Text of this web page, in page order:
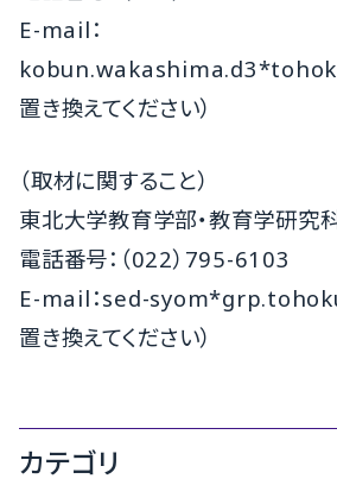
E-mail：
置き換えてください）
（取材に関すること）
東北大学教育学部・教育学研究
電話番号：（022）795-6103
E-mail：sed-
置き換えてください）
カテゴリ